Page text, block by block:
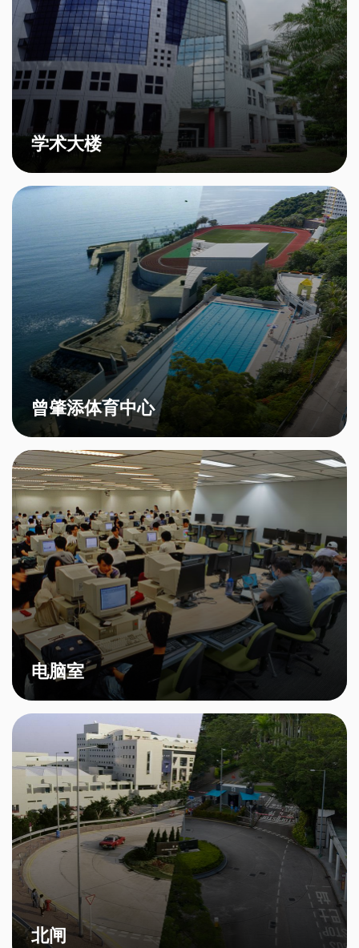
学术大楼
曾肇添体育中心
电脑室
北闸